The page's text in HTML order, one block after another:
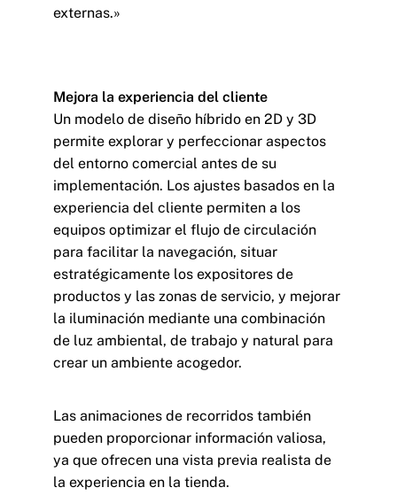
externas.»
Mejora la experiencia del cliente
Un modelo de diseño híbrido en 2D y 3D
permite explorar y perfeccionar aspectos
del entorno comercial antes de su
implementación. Los ajustes basados en la
experiencia del cliente permiten a los
equipos optimizar el flujo de circulación
para facilitar la navegación, situar
estratégicamente los expositores de
productos y las zonas de servicio, y mejorar
la iluminación mediante una combinación
de luz ambiental, de trabajo y natural para
crear un ambiente acogedor.
Las animaciones de recorridos también
pueden proporcionar información valiosa,
ya que ofrecen una vista previa realista de
la experiencia en la tienda.